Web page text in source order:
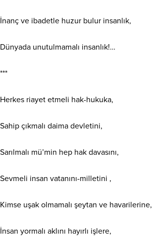
İnanç ve ibadetle huzur bulur insanlık,
Dünyada unutulmamalı insanlık!…
***
Herkes riayet etmeli hak-hukuka,
Sahip çıkmalı daima devletini,
Sarılmalı mü’min hep hak davasını,
Sevmeli insan vatanını-milletini ,
Kimse uşak olmamalı şeytan ve havarilerine,
İnsan yormalı aklını hayırlı işlere,